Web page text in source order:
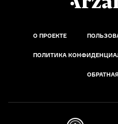
О ПРОЕКТЕ
ПОЛИТИКА